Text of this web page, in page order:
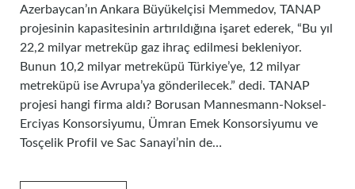
Azerbaycan’ın Ankara Büyükelçisi Memmedov, TANAP
projesinin kapasitesinin artırıldığına işaret ederek, “Bu yıl
22,2 milyar metreküp gaz ihraç edilmesi bekleniyor.
Bunun 10,2 milyar metreküpü Türkiye’ye, 12 milyar
metreküpü ise Avrupa’ya gönderilecek.” dedi. TANAP
projesi hangi firma aldı? Borusan Mannesmann-Noksel-
Erciyas Konsorsiyumu, Ümran Emek Konsorsiyumu ve
Tosçelik Profil ve Sac Sanayi’nin de…